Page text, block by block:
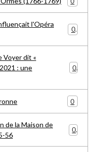
l'Opéra
0
Voyer dit «
: une
0
0
de la Maison de
56
0